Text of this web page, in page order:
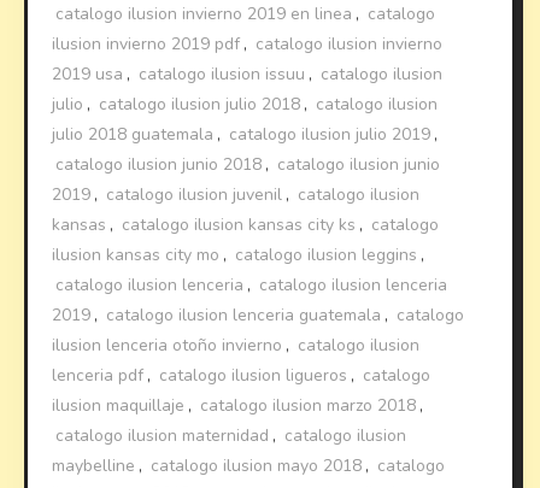
catalogo ilusion invierno 2019 en linea , catalogo
ilusion invierno 2019 pdf , catalogo ilusion invierno
2019 usa , catalogo ilusion issuu , catalogo ilusion
julio , catalogo ilusion julio 2018 , catalogo ilusion
julio 2018 guatemala , catalogo ilusion julio 2019 ,
catalogo ilusion junio 2018 , catalogo ilusion junio
2019 , catalogo ilusion juvenil , catalogo ilusion
kansas , catalogo ilusion kansas city ks , catalogo
ilusion kansas city mo , catalogo ilusion leggins ,
catalogo ilusion lenceria , catalogo ilusion lenceria
2019 , catalogo ilusion lenceria guatemala , catalogo
ilusion lenceria otoño invierno , catalogo ilusion
lenceria pdf , catalogo ilusion ligueros , catalogo
ilusion maquillaje , catalogo ilusion marzo 2018 ,
catalogo ilusion maternidad , catalogo ilusion
maybelline , catalogo ilusion mayo 2018 , catalogo